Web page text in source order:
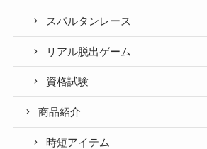
スパルタンレース
リアル脱出ゲーム
資格試験
商品紹介
時短アイテム